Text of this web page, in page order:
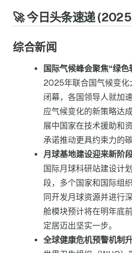
🚀 今日头条速递
综合新闻
国际气候峰会聚焦“绿色
2025年联合国气候变
闭幕，各国领导人就加
应气候变化的新策略达
展中国家在技术援助和
承诺推动更具约束力的
月球基地建设迎来新阶
国际月球科研站建设计
段，多个国家和国际组
同开发月球资源并进行
舱模块预计将在明年底
定居迈出坚实一步。
全球健康危机预警机制